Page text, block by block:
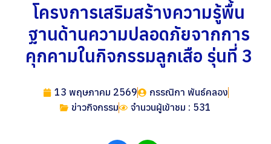
โครงการเสริมสร้างความรู้พื้น
ฐานด้านความปลอดภัยจากการ
คุกคามในกิจกรรมลูกเสือ รุ่นที่ 3
13 พฤษภาคม 2569
กรรณิกา พันธ์คลอง
ข่าวกิจกรรม
จำนวนผู้เข้าชม : 531